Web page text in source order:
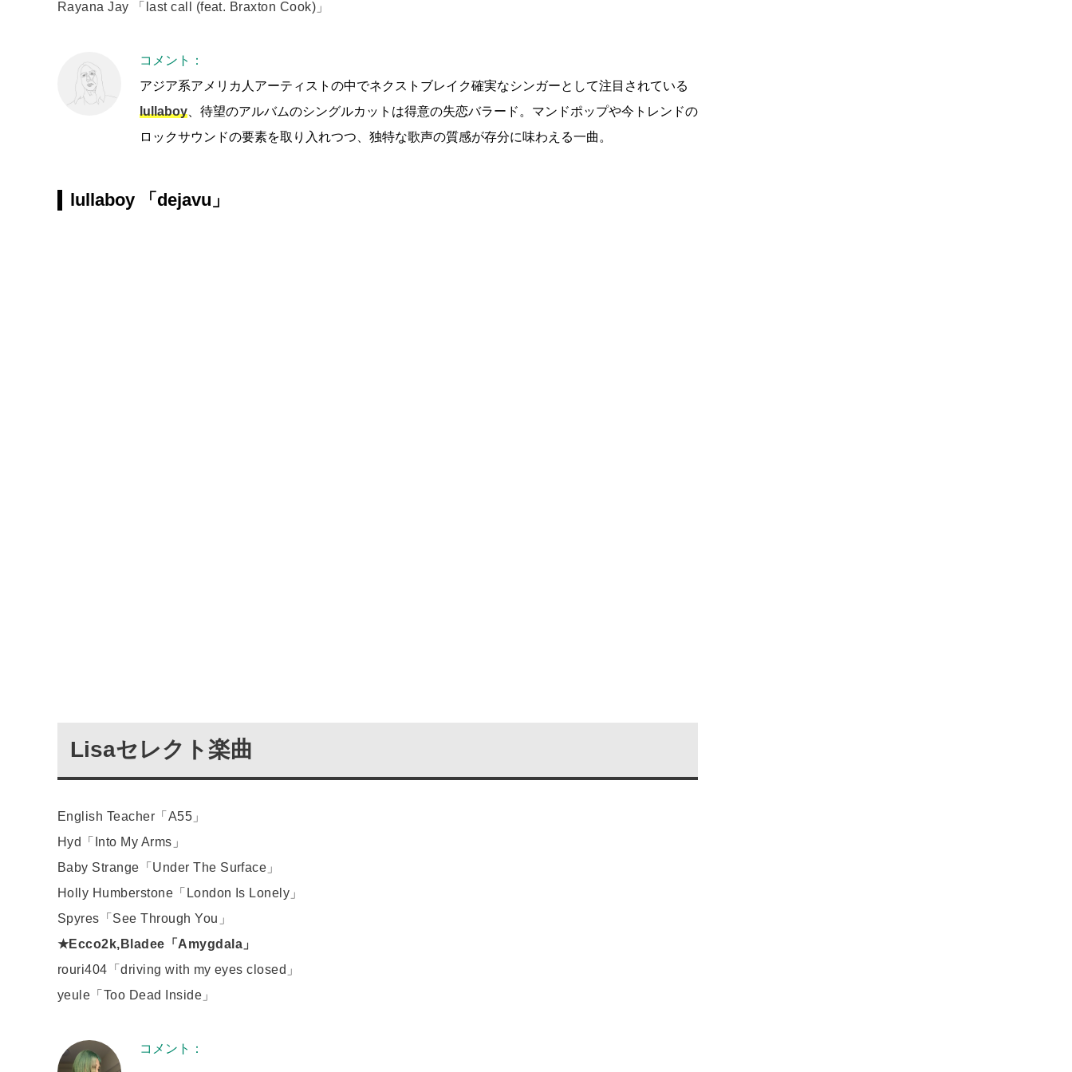
Rayana Jay 「last call (feat. Braxton Cook)」
コメント：
アジア系アメリカ人アーティストの中でネクストブレイク確実なシンガーとして注目されている
lullaboy 、待望のアルバムのシングルカットは得意の失恋バラード。マンドポップや今トレンドの
ロックサウンドの要素を取り入れつつ、独特な歌声の質感が存分に味わえる一曲。
lullaboy 「dejavu」
Lisaセレクト楽曲
English Teacher「A55」
Hyd「Into My Arms」
Baby Strange「Under The Surface」
Holly Humberstone「London Is Lonely」
Spyres「See Through You」
★Ecco2k,Bladee「Amygdala」
rouri404「driving with my eyes closed」
yeule「Too Dead Inside」
コメント：